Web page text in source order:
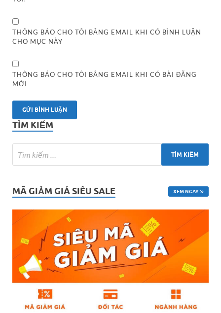
THÔNG BÁO CHO TÔI BẰNG EMAIL KHI CÓ BÌNH LUẬN
CHO MỤC NÀY
THÔNG BÁO CHO TÔI BẰNG EMAIL KHI CÓ BÀI ĐĂNG
MỚI
TÌM KIẾM
MÃ GIẢM GIÁ SIÊU SALE XEM NGAY